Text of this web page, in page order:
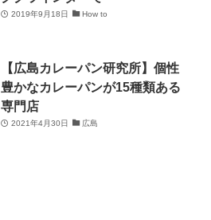
2019年9月18日 How to
【広島カレーパン研究所】個性
豊かなカレーパンが15種類ある
専門店
2021年4月30日 広島